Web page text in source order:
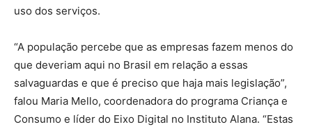
uso dos serviços.
“A população percebe que as empresas fazem menos do
que deveriam aqui no Brasil em relação a essas
salvaguardas e que é preciso que haja mais legislação”,
falou Maria Mello, coordenadora do programa Criança e
Consumo e líder do Eixo Digital no Instituto Alana. “Estas